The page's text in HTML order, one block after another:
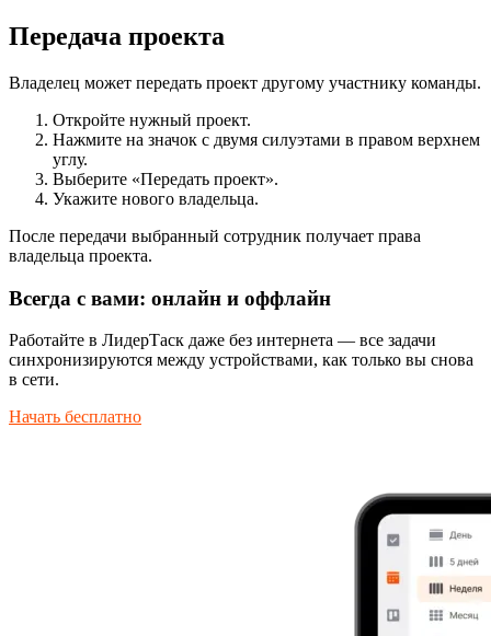
Передача проекта
Владелец может передать проект другому участнику команды.
Откройте нужный проект.
Нажмите на значок с двумя силуэтами в правом верхнем
углу.
Выберите «Передать проект».
Укажите нового владельца.
После передачи выбранный сотрудник получает права
владельца проекта.
Всегда с вами: онлайн и оффлайн
Работайте в ЛидерТаск даже без интернета — все задачи
синхронизируются между устройствами, как только вы снова
в сети.
Начать бесплатно